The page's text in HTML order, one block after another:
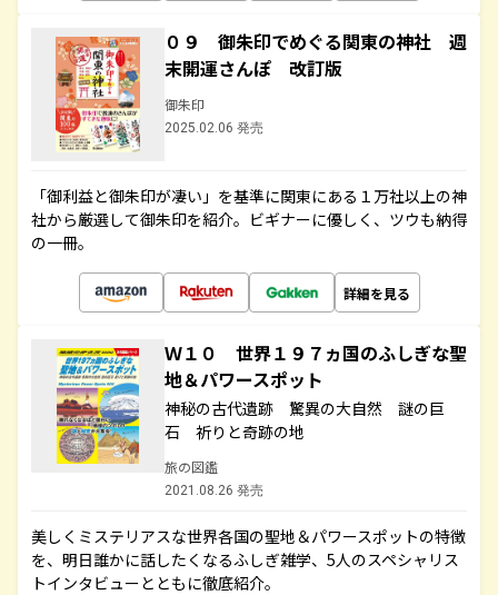
０９ 御朱印でめぐる関東の神社 週
末開運さんぽ 改訂版
御朱印
2025.02.06 発売
「御利益と御朱印が凄い」を基準に関東にある１万社以上の神
社から厳選して御朱印を紹介。ビギナーに優しく、ツウも納得
の一冊。
詳細を見る
Ｗ１０ 世界１９７ヵ国のふしぎな聖
地＆パワースポット
神秘の古代遺跡 驚異の大自然 謎の巨
石 祈りと奇跡の地
旅の図鑑
2021.08.26 発売
美しくミステリアスな世界各国の聖地＆パワースポットの特徴
を、明日誰かに話したくなるふしぎ雑学、5人のスペシャリス
トインタビューとともに徹底紹介。